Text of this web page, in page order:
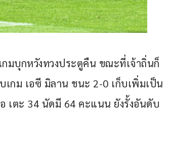
มบุกหวังทวงประตูคืน ขณะที่เจ้าถิ่นก็
กม เอซี มิลาน ชนะ 2-0 เก็บเพิ่มเป็น
เตะ 34 นัดมี 64 คะแนน ยังรั้งอันดับ